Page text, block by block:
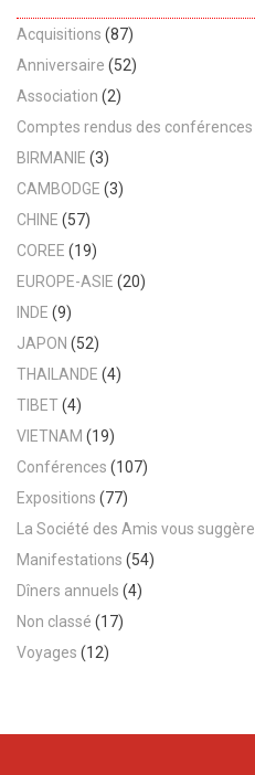
Acquisitions (87)
Anniversaire (52)
Association (2)
Comptes rendus des conférences
BIRMANIE (3)
CAMBODGE (3)
CHINE (57)
COREE (19)
EUROPE-ASIE (20)
INDE (9)
JAPON (52)
THAILANDE (4)
TIBET(4)
VIETNAM (19)
Conférences (107)
Expositions (77)
La Société des Amis vous suggère
Manifestations (54)
Dîners annuels (4)
Non classé (17)
Voyages (12)